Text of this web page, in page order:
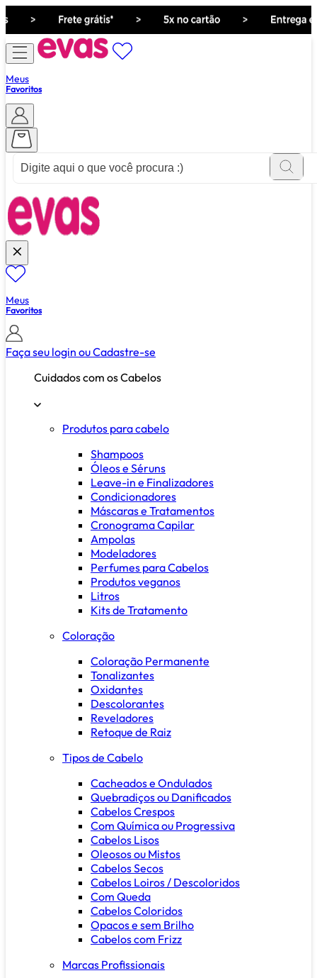
Meus
Favoritos
Meus
Favoritos
Faça seu login ouCadastre-se
Cuidados com os Cabelos
Produtos para cabelo
Shampoos
Óleos e Séruns
Leave-in e Finalizadores
Condicionadores
Máscaras e Tratamentos
Cronograma Capilar
Ampolas
Modeladores
Perfumes para Cabelos
Produtos veganos
Litros
Kits de Tratamento
Coloração
Coloração Permanente
Tonalizantes
Oxidantes
Descolorantes
Reveladores
Retoque de Raiz
Tipos de Cabelo
Cacheados e Ondulados
Quebradiços ou Danificados
Cabelos Crespos
Com Química ou Progressiva
Cabelos Lisos
Oleosos ou Mistos
Cabelos Secos
Cabelos Loiros / Descoloridos
Com Queda
Cabelos Coloridos
Opacos e sem Brilho
Cabelos com Frizz
Marcas Profissionais